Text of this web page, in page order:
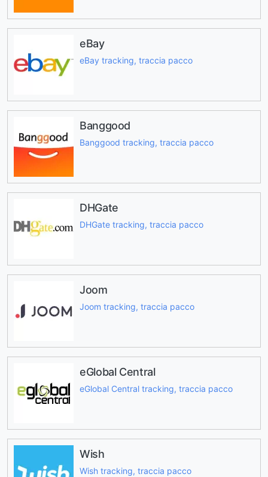
eBay
eBay tracking, traccia pacco
Banggood
Banggood tracking, traccia pacco
DHGate
DHGate tracking, traccia pacco
Joom
Joom tracking, traccia pacco
eGlobal Central
eGlobal Central tracking, traccia pacco
Wish
Wish tracking, traccia pacco